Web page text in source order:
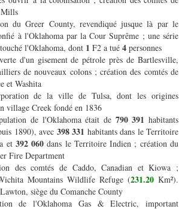
du Greer County, revendiqué jusque là par le
à l'Oklahoma par la Cour Suprême ; une série
l'Oklahoma, dont 1 F2 a tué 4 personnes
d'un gisement de pétrole près de Bartlesville,
de nouveaux colons ; création des comtés de
et Washita
de la ville de Tulsa, dont les origines
village Creek fondé en 1836
de l'Oklahoma était de 790 391 habitants
1890), avec 398 331 habitants dans le Territoire
et392 060 dans le Territoire Indien ; création du
Fire Department
des comtés de Caddo, Canadian et Kiowa ;
Mountains Wildlife Refuge (231.20 Km²).
siège du Comanche County
de l'Oklahoma Gas & Electric, important